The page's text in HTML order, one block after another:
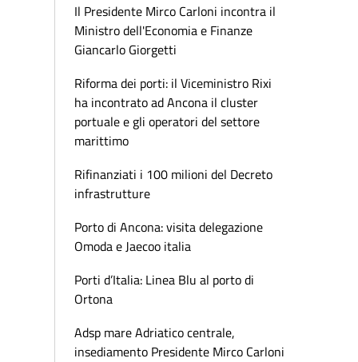
Il Presidente Mirco Carloni incontra il
Ministro dell'Economia e Finanze
Giancarlo Giorgetti
Riforma dei porti: il Viceministro Rixi
ha incontrato ad Ancona il cluster
portuale e gli operatori del settore
marittimo
Rifinanziati i 100 milioni del Decreto
infrastrutture
Porto di Ancona: visita delegazione
Omoda e Jaecoo italia
Porti d’Italia: Linea Blu al porto di
Ortona
Adsp mare Adriatico centrale,
insediamento Presidente Mirco Carloni